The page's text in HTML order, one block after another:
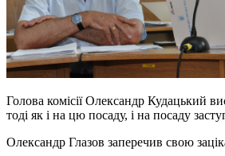
Голова комісії Олександр Кудацький
тоді як і на цю посаду, і на посаду
Олександр Глазов заперечив свою